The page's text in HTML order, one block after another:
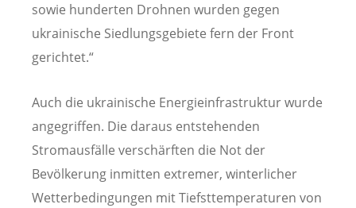
sowie hunderten Drohnen wurden gegen
ukrainische Siedlungsgebiete fern der Front
gerichtet.“
Auch die ukrainische Energieinfrastruktur wurde
angegriffen. Die daraus entstehenden
Stromausfälle verschärften die Not der
Bevölkerung inmitten extremer, winterlicher
Wetterbedingungen mit Tiefsttemperaturen von